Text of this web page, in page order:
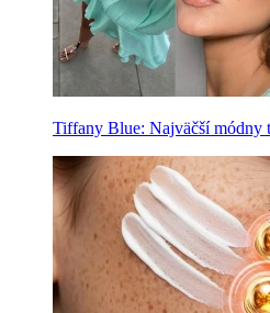
Tiffany Blue: Najväčší módny